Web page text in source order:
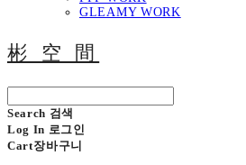
GLEAMY WORK
彬 空 間
Search 검색
Log In 로그인
Cart장바구니